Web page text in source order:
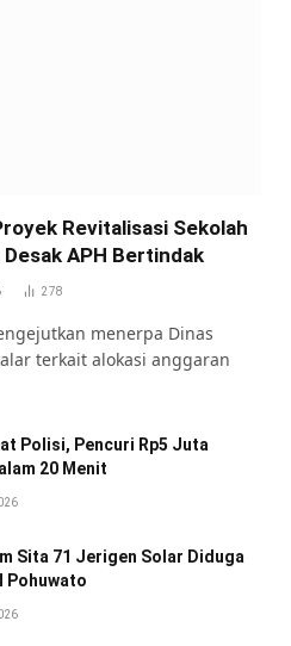
Revitalisasi Sekolah
APH Bertindak
278
menerpa Dinas
terkait alokasi anggaran
Polisi, Pencuri Rp5 Juta
20 Menit
Sita 71 Jerigen Solar Diduga
Pohuwato